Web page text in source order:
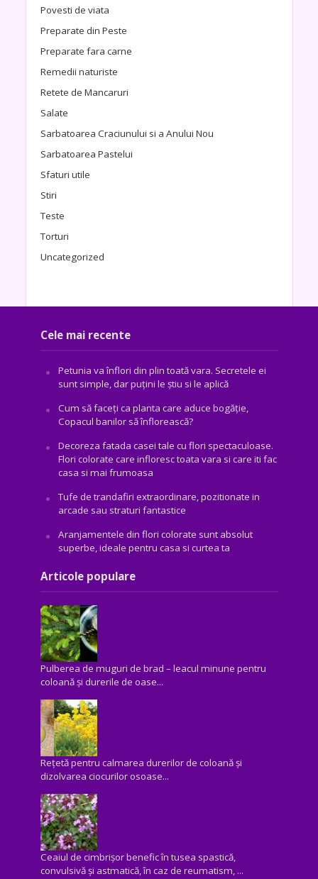
Povesti de viata
Preparate din Peste
Preparate fara carne
Remedii naturiste
Retete de Mancaruri
Salate
Sarbatoarea Craciunului si a Anului Nou
Sarbatoarea Pastelui
Sfaturi utile
Stiri
Teste
Torturi
Uncategorized
Cele mai recente
Petunia va înflori din plin toată vara. Secretele ei
sunt simple, dar puțini le știu si le aplică
Cum să faceți ca planta care aduce bogăţie,
Copacul banilor să înflorească?
Decoreza fatada casei tale cu flori spectaculoase.
Flori colorate care infloresc toata vara si care iti fac
casa si mai frumoasa
Tufe de trandafiri extraordinare, pozitionate in
arcade sau straturi fantastice
Aranjamentele din flori colorate sunt absolut
superbe, ideale pentru casa si curtea ta
Articole populare
Pulberea de muguri de brad – leacul minune pentru
coloană și durerile de oase...
Rețetă pentru calmarea durerilor de coloană și
dizolvarea ciocurilor osoase...
Ceaiul de cimbrișor benefic în tusea spastică,
convulsivă şi astmatică, în caz de reumatism, ...